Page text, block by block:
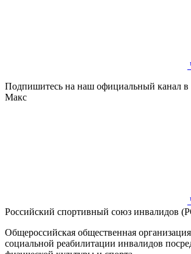
Подпишитесь на наш официальный канал в
Макс
Российский спортивный союз инвалидов
Общероссийская общественная
социальной реабилитации инвалидов